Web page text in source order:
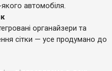
автомобіля.
органайзери та
сітки — усе продумано до